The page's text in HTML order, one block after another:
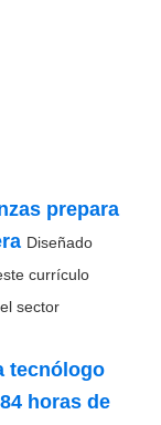
prepara
Diseñado
currículo
sector
tecnólogo
horas de